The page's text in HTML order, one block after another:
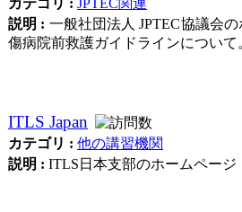
カテゴリ : JPTEC関連
説明 : 一般社団法人 JPTEC協議会
傷病院前救護ガイドラインについて
ITLS Japan
カテゴリ : 他の講習機関
説明 : ITLS日本支部のホームページ